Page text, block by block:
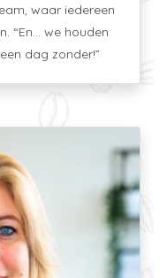
waar iedereen
“En… we houden
dag zonder!”